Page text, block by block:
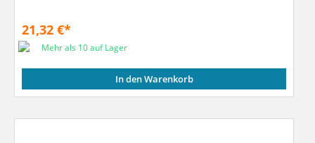
21,32 €*
Mehr als 10 auf Lager
In den Warenkorb